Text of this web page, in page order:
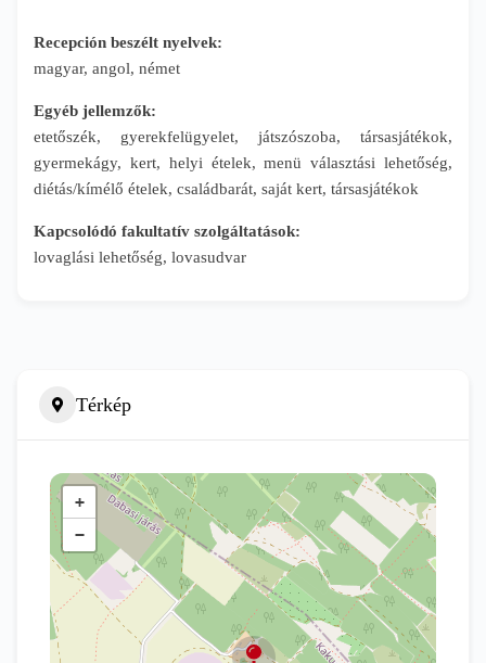
Recepción beszélt nyelvek:
magyar, angol, német
Egyéb jellemzők:
etetőszék, gyerekfelügyelet, játszószoba, társasjátékok,
gyermekágy, kert, helyi ételek, menü választási lehetőség,
diétás/kímélő ételek, családbarát, saját kert, társasjátékok
Kapcsolódó fakultatív szolgáltatások:
lovaglási lehetőség, lovasudvar
Térkép
+
−